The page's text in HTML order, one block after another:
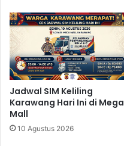
Jadwal SIM Keliling
Karawang Hari Ini di Mega
Mall
10 Agustus 2026